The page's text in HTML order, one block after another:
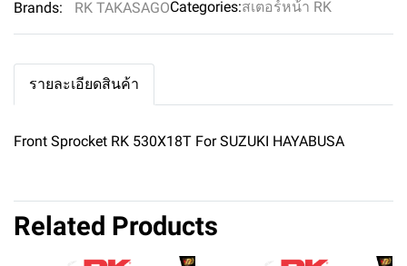
Brands: RK TAKASAGOCategories:สเตอร์หน้า RK
รายละเอียดสินค้า
Front Sprocket RK 530X18T For SUZUKI HAYABUSA
Related Products